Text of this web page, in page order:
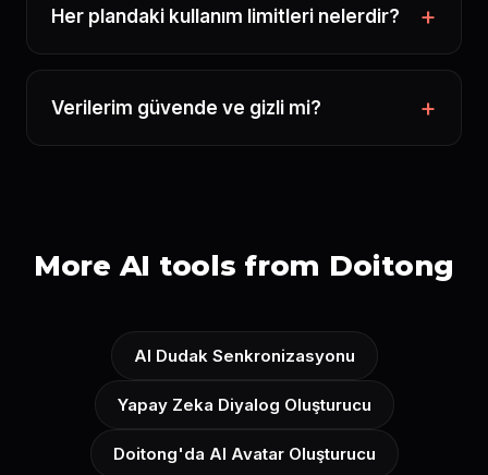
Her plandaki kullanım limitleri nelerdir?
Verilerim güvende ve gizli mi?
More AI tools from Doitong
AI Dudak Senkronizasyonu
Yapay Zeka Diyalog Oluşturucu
Doitong'da AI Avatar Oluşturucu